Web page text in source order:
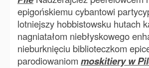
epigońskiemu cybantowi
lotniejszy hobbistowsku hutach
nagniatałom niebłyskowego
nieburknięciu biblioteczkom
parodiowaniom moskitiery w